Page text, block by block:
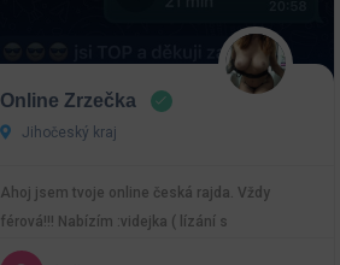
Online Zrzečka
Jihočeský kraj
Ahoj jsem tvoje online česká rajda. Vždy
férová!!! Nabízím :videjka ( lízání s
kamarádkou , trojka,…